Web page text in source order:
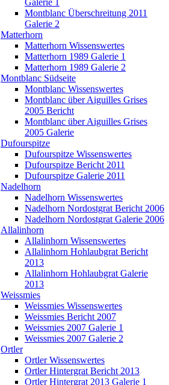
Montblanc Überschreitung 2011
Galerie 2
Matterhorn
Matterhorn Wissenswertes
Matterhorn 1989 Galerie 1
Matterhorn 1989 Galerie 2
Montblanc Südseite
Montblanc Wissenswertes
Montblanc über Aiguilles Grises
2005 Bericht
Montblanc über Aiguilles Grises
2005 Galerie
Dufourspitze
Dufourspitze Wissenswertes
Dufourspitze Bericht 2011
Dufourspitze Galerie 2011
Nadelhorn
Nadelhorn Wissenswertes
Nadelhorn Nordostgrat Bericht 2006
Nadelhorn Nordostgrat Galerie 2006
Allalinhorn
Allalinhorn Wissenswertes
Allalinhorn Hohlaubgrat Bericht
2013
Allalinhorn Hohlaubgrat Galerie
2013
Weissmies
Weissmies Wissenswertes
Weissmies Bericht 2007
Weissmies 2007 Galerie 1
Weissmies 2007 Galerie 2
Ortler
Ortler Wissenswertes
Ortler Hintergrat Bericht 2013
Ortler Hintergrat 2013 Galerie 1